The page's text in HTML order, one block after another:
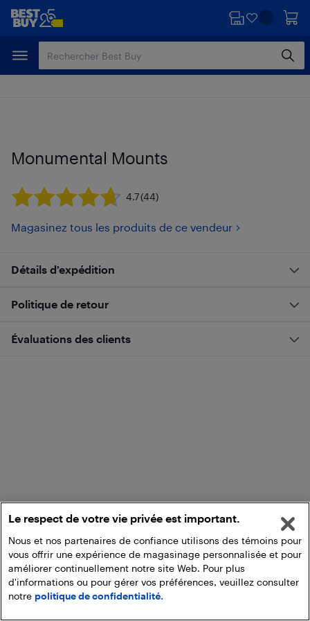
Passer
principal
Passer
Monumental Mounts
4.7(44)
Magasinez tous les produits de ce vendeur
Détails d’expédition
Politique de retour
Évaluations des clients
Le respect de votre vie privée est important.
Nous et nos partenaires de confiance utilisons des témoins pour
vous offrir une expérience de magasinage personnalisée et pour
améliorer continuellement notre site Web. Pour plus
d'informations ou pour gérer vos préférences, veuillez consulter
notre politique de confidentialité.